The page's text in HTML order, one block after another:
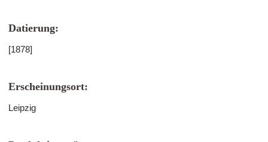
Datierung:
[1878]
Erscheinungsort:
Leipzig